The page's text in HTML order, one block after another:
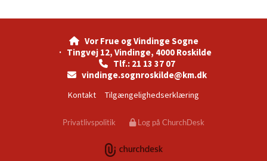
Vor Frue og Vindinge Sogne
· Tingvej 12, Vindinge, 4000 Roskilde
 Tlf.: 21 13 37 07
 vindinge.sognroskilde@km.dk
Kontakt Tilgængelighedserklæring
Privatlivspolitik Log på ChurchDesk